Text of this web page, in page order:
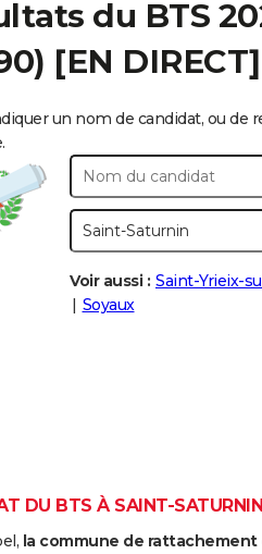
du BTS
[EN DIRECT]
un nom de candidat, ou de
Voir aussi : Saint-Yrieix-
Soyaux
DU BTS À SAINT-
la commune de